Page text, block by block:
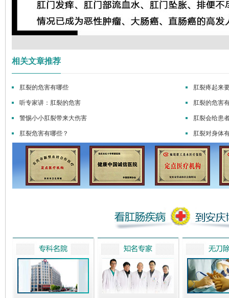
相关文章推荐
肛裂的危害有哪些 肛裂疼起来
听专家讲：肛裂的危害 肛裂的危害
警惕小小肛裂带来大伤害 肛裂会给患
肛裂危害有哪些？ 肛裂对身体